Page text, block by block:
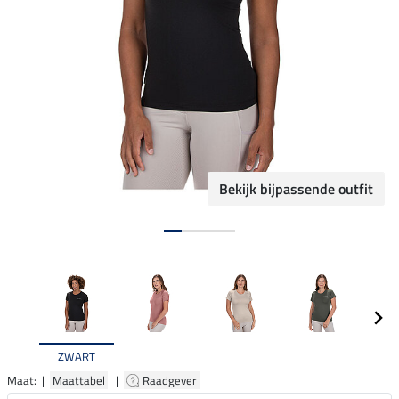
Bekijk bijpassende outfit
ZWART
Maat: | Maattabel | Raadgever